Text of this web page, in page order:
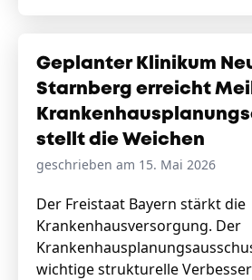
Geplanter Klinikum
Starnberg erreicht
stellt die Weichen
geschrieben am 15. Mai 2026
Der Freistaat Bayern stärkt die
Krankenhausversorgung. Der
wichtige strukturelle